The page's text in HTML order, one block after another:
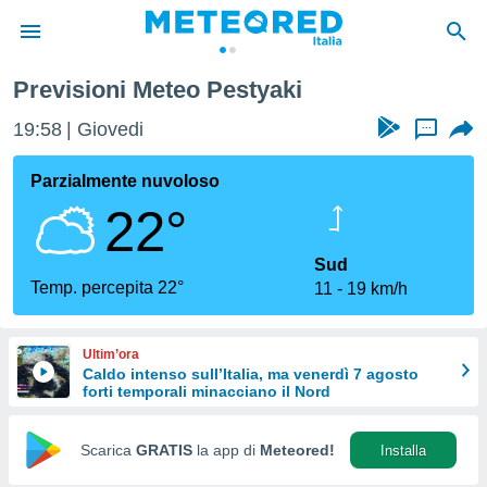
di
per
le
di
Web
Previsioni Meteo Pestyaki
19:58 Giovedi ...
Parzialmente nuvoloso
22°
Temp. percepita 22°
Sud
11
19 km/h
Ultim’ora
Caldo intenso sull’Italia, ma venerdì 7 agosto
forti temporali minacciano il Nord
Scarica GRATIS la app di Meteored! Installa